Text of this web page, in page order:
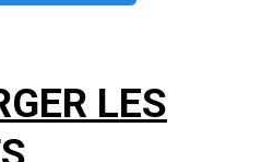
LES